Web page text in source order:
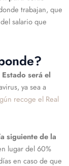
trabajan, que
salario que
Estado será el
ya sea a
recoge el Real
siguiente de la
lugar del 60%
en caso de que